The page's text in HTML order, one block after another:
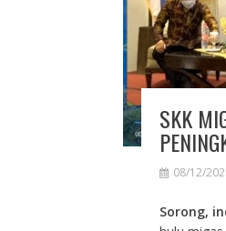
SKK
08/12/
Sorong,